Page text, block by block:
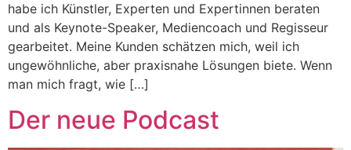
habe ich Künstler, Experten und Expertinnen beraten
und als Keynote-Speaker, Mediencoach und Regisseur
gearbeitet. Meine Kunden schätzen mich, weil ich
ungewöhnliche, aber praxisnahe Lösungen biete. Wenn
man mich fragt, wie […]
Der neue Podcast